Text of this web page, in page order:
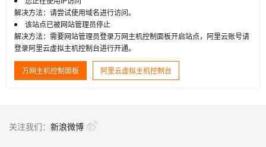
解决方法：请尝试使用域名进行访问。
该站点已被网站管理员停止
解决方法：需要网站管理员登录万网主机控制面板开启站点，阿里云账号请
登录阿里云虚拟主机控制台进行开通。
万网主机控制面板 阿里云虚拟主机控制台